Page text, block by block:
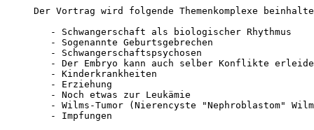
Der Vortrag wird folgende Themenkomplexe
   - Schwangerschaft als biologischer Rhythmus
   - Sogenannte Geburtsgebrechen
   - Schwangerschaftspsychosen
- Der Embryo kann auch selber Konflikte
   - Kinderkrankheiten
   - Erziehung
   - Noch etwas zur Leukämie
- Wilms-Tumor (Nierencyste "Nephroblastom"
   - Impfungen